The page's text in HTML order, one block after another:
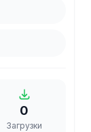
0
Загрузки